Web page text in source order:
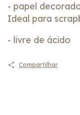
- papel
Ideal para
- livre de ácido
Compartilhar